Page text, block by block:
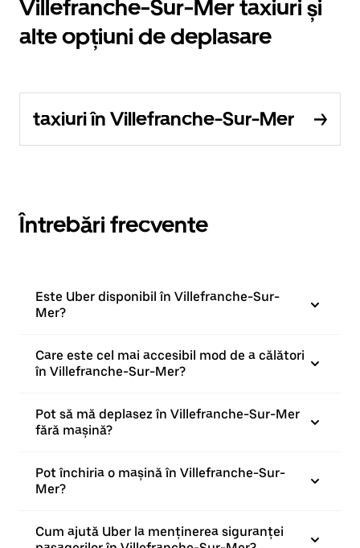
Villefranche-Sur-Mer taxiuri și
alte opțiuni de deplasare
taxiuri în Villefranche-Sur-Mer
Întrebări frecvente
Este Uber disponibil în Villefranche-Sur-
Mer?
Care este cel mai accesibil mod de a călători
în Villefranche-Sur-Mer?
Pot să mă deplasez în Villefranche-Sur-Mer
fără mașină?
Pot închiria o mașină în Villefranche-Sur-
Mer?
Cum ajută Uber la menținerea siguranței